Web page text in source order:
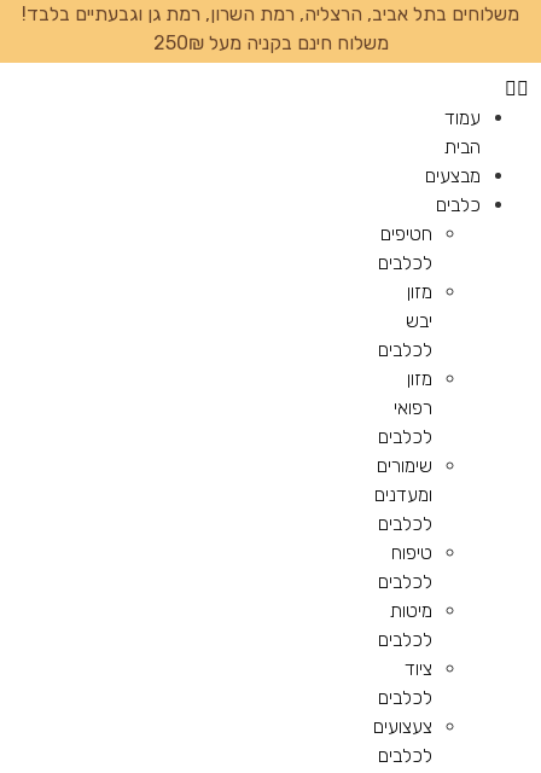
משלוחים בתל אביב, הרצליה, רמת השרון, רמת גן וגבעתיים בלבד!
משלוח חינם בקניה מעל 250₪
עמוד
הבית
מבצעים
כלבים
חטיפים
לכלבים
מזון
יבש
לכלבים
מזון
רפואי
לכלבים
שימורים
ומעדנים
לכלבים
טיפוח
לכלבים
מיטות
לכלבים
ציוד
לכלבים
צעצועים
לכלבים